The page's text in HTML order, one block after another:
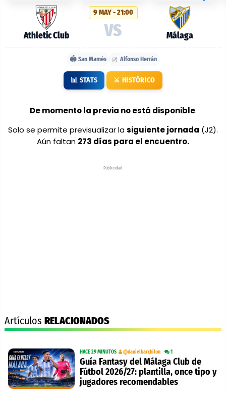
Athletic
ClubAthletic Club
9 MAY - 21:00
VS Málaga
🏟️ San Mamés Alfonso Herrán
📊 STATS ⚔️ HISTÓRICO
De momento la previa no está disponible.
Solo se permite previsualizar lasiguiente jornada (J2).
Aún faltan 273 días para el encuentro.
Publicidad
Artículos RELACIONADOS
HACE 29 MINUTOS @danielbarchilon 1
Guía Fantasy del Málaga Club de
Fútbol 2026/27: plantilla, once tipo y
jugadores recomendables